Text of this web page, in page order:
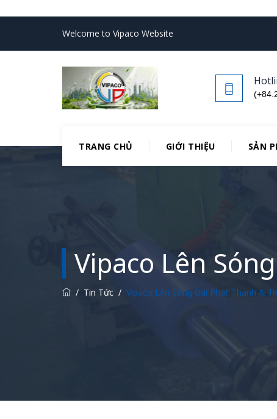
Welcome to Vipaco Website
TRANG CHỦ GIỚI THIỆU SẢN
Vipaco Lên
/ Tin Tức / Vipaco Lên Sóng Đài Phát Thanh &